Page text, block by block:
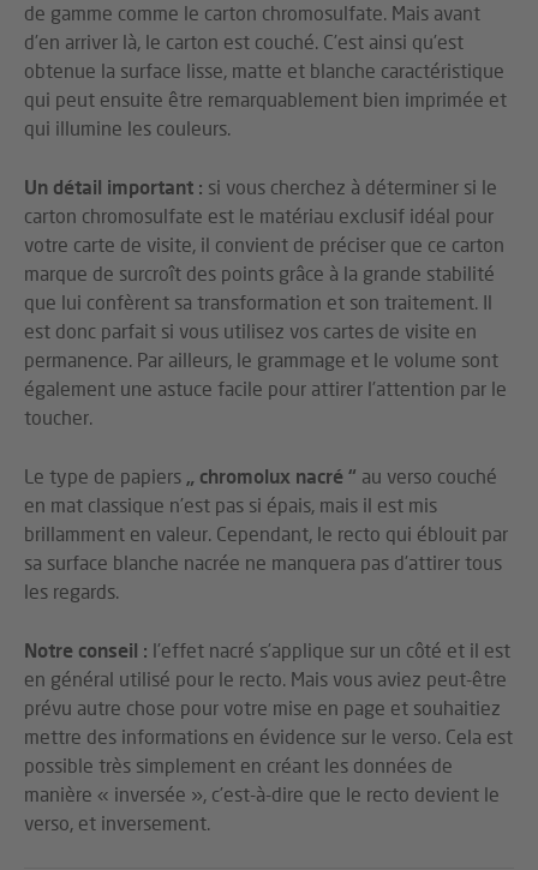
de gamme comme le carton chromosulfate. Mais avant
d’en arriver là, le carton est couché. C’est ainsi qu’est
obtenue la surface lisse, matte et blanche caractéristique
qui peut ensuite être remarquablement bien imprimée et
qui illumine les couleurs.
Un détail important : si vous cherchez à déterminer si le
carton chromosulfate est le matériau exclusif idéal pour
votre carte de visite, il convient de préciser que ce carton
marque de surcroît des points grâce à la grande stabilité
que lui confèrent sa transformation et son traitement. Il
est donc parfait si vous utilisez vos cartes de visite en
permanence. Par ailleurs, le grammage et le volume sont
également une astuce facile pour attirer l’attention par le
toucher.
Le type de papiers „ chromolux nacré “ au verso couché
en mat classique n’est pas si épais, mais il est mis
brillamment en valeur. Cependant, le recto qui éblouit par
sa surface blanche nacrée ne manquera pas d’attirer tous
les regards.
Notre conseil : l’effet nacré s’applique sur un côté et il est
en général utilisé pour le recto. Mais vous aviez peut-être
prévu autre chose pour votre mise en page et souhaitiez
mettre des informations en évidence sur le verso. Cela est
possible très simplement en créant les données de
manière « inversée », c’est-à-dire que le recto devient le
verso, et inversement.